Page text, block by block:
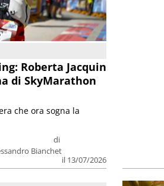
Roberta Jacquin
di SkyMarathon
di
Bianchet
il 13/07/2026
che ora sogna la